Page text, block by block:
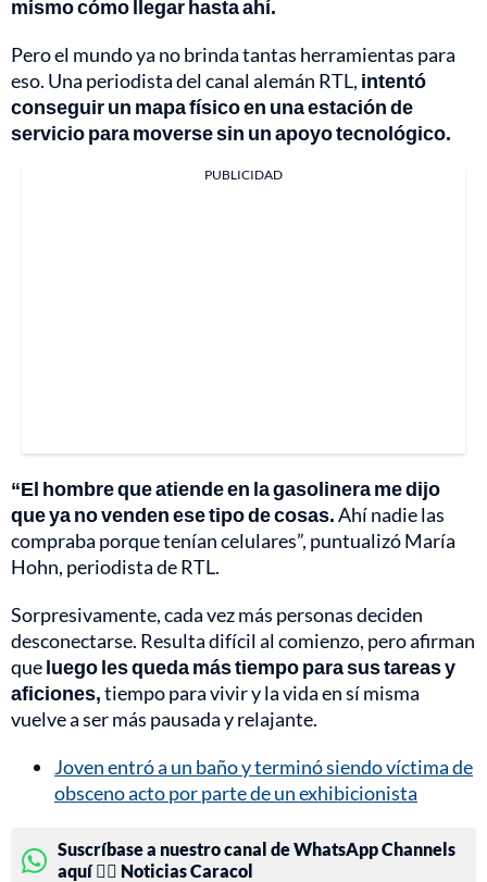
mismo cómo llegar hasta ahí.
Pero el mundo ya no brinda tantas herramientas para
eso. Una periodista del canal alemán RTL, intentó
conseguir un mapa físico en una estación de
servicio para moverse sin un apoyo tecnológico.
PUBLICIDAD
“El hombre que atiende en la gasolinera me dijo
que ya no venden ese tipo de cosas.Ahí nadie las
compraba porque tenían celulares”, puntualizó María
Hohn, periodista de RTL.
Sorpresivamente, cada vez más personas deciden
desconectarse. Resulta difícil al comienzo, pero afirman
queluego les queda más tiempo para sus tareas y
aficiones,tiempo para vivir y la vida en sí misma
vuelve a ser más pausada y relajante.
Joven entró a un baño y terminó siendo víctima de
obsceno acto por parte de un exhibicionista
Suscríbase a nuestro canal de WhatsApp Channels
aquí 👉🏻 Noticias Caracol